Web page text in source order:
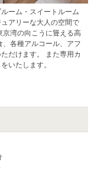
ーム・スイートルーム
アリーな大人の空間で
京湾の向こうに聳える高
各種アルコール、アフ
だけます。 また専用カ
いたします。